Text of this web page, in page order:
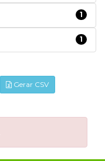
1
1
Gerar CSV